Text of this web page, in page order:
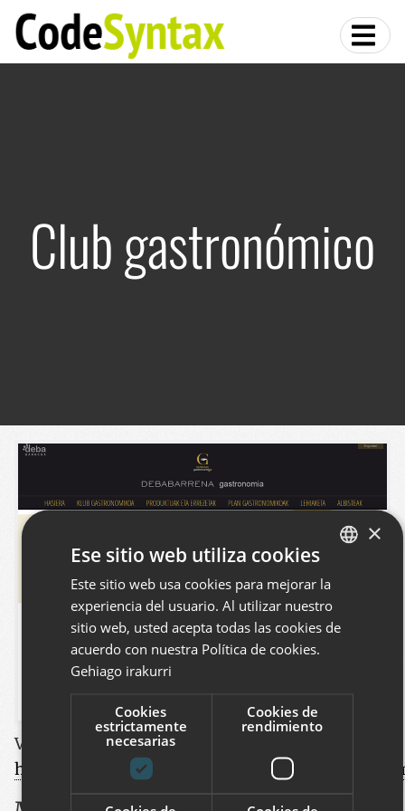
Club gastronómico
Ver este proyecto:
http://www.debabarrenaturismo.com/es/
BASQUE
SPANISH
×
Ese sitio web utiliza cookies
Este sitio web usa cookies para mejorar la
experiencia del usuario. Al utilizar nuestro
sitio web, usted acepta todas las cookies de
acuerdo con nuestra Política de cookies.
Gehiago irakurri
Cookies
estrictamente
necesarias
Cookies de
rendimiento